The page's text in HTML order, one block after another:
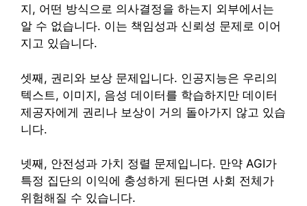
지, 어떤 방식으로 의사결정을 하는지 외부에서는
알 수 없습니다. 이는 책임성과 신뢰성 문제로 이어
지고 있습니다.
셋째, 권리와 보상 문제입니다. 인공지능은 우리의
텍스트, 이미지, 음성 데이터를 학습하지만 데이터
제공자에게 권리나 보상이 거의 돌아가지 않고 있습
니다.
넷째, 안전성과 가치 정렬 문제입니다. 만약 AGI가
특정 집단의 이익에 충성하게 된다면 사회 전체가
위험해질 수 있습니다.